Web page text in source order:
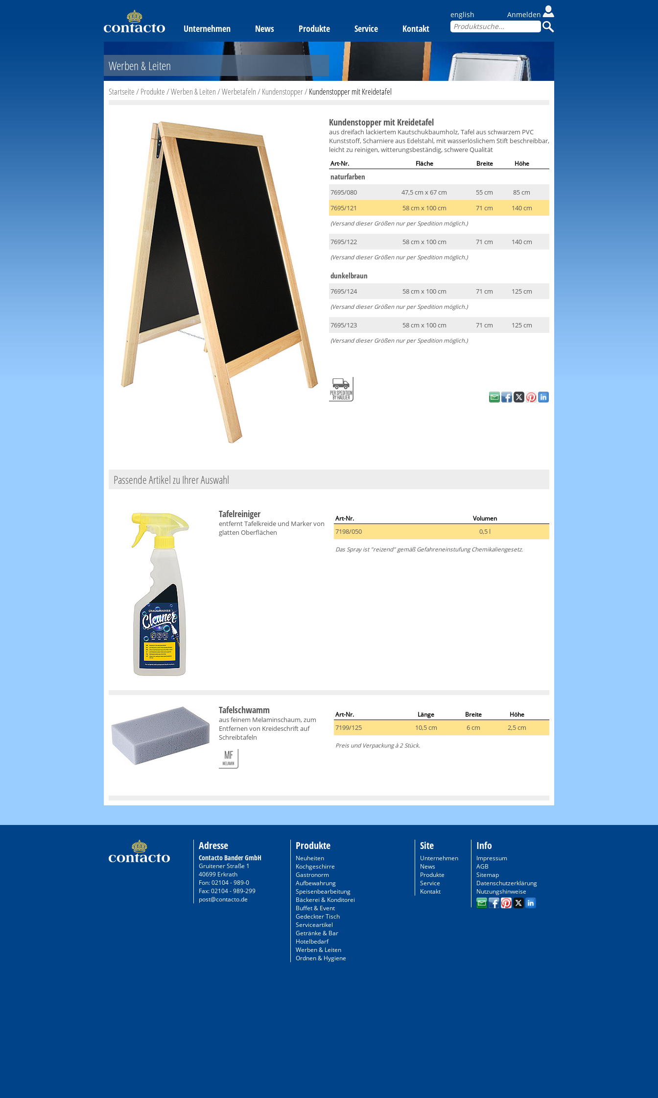
Unternehmen News Produkte Service Kontakt
english Anmelden
Werben & Leiten
Startseite/Produkte/Werben & Leiten/Werbetafeln/Kundenstopper/Kundenstopper mit Kreidetafel
Kundenstopper mit Kreidetafel
aus dreifach lackiertem Kautschukbaumholz, Tafel aus schwarzem PVC
Kunststoff, Scharniere aus Edelstahl, mit wasserlöslichem Stift beschreibbar,
leicht zu reinigen, witterungsbeständig, schwere Qualität
Art-Nr. Fläche Breite Höhe
naturfarben
7695/080 47,5 cm x 67 cm 55 cm
85 cm
7695/121
58 cm x 100 cm 71 cm 140 cm
(Versand dieser Größen nur per Spedition möglich.)
7695/122 58 cm x 100 cm 71 cm 140 cm
(Versand dieser Größen nur per Spedition möglich.)
dunkelbraun
7695/124 58 cm x 100 cm 71 cm 125 cm
(Versand dieser Größen nur per Spedition möglich.)
7695/123 58 cm x 100 cm 71 cm 125 cm
(Versand dieser Größen nur per Spedition möglich.)
Passende Artikel zu Ihrer Auswahl
Tafelreiniger
entfernt Tafelkreide und Marker von
glatten Oberflächen
Art-Nr. Volumen
7198/050 0,5 l
Das Spray ist "reizend" gemäß Gefahreneinstufung Chemikaliengesetz.
Tafelschwamm
aus feinem Melaminschaum, zum
Entfernen von Kreideschrift auf
Schreibtafeln
Art-Nr. Länge Breite Höhe
7199/125 10,5 cm 6 cm 2,5 cm
Preis und Verpackung à 2 Stück.
Adresse
Contacto Bander GmbH
Gruitener Straße 1
40699 Erkrath
Fon: 02104 - 989-0
Fax: 02104 - 989-299
post@contacto.de
Produkte
Neuheiten
Kochgeschirre
Gastronorm
Aufbewahrung
Speisenbearbeitung
Bäckerei & Konditorei
Buffet & Event
Gedeckter Tisch
Serviceartikel
Getränke & Bar
Hotelbedarf
Werben & Leiten
Ordnen & Hygiene
Site
Unternehmen
News
Produkte
Service
Kontakt
Info
Impressum
AGB
Sitemap
Datenschutzerklärung
Nutzungshinweise